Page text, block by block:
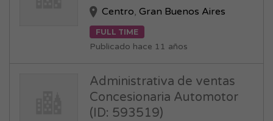
Centro,Gran Buenos Aires
FULL TIME
Publicado hace 11 años
Administrativa de ventas
Concesionaria Automotor
(ID: 593519)